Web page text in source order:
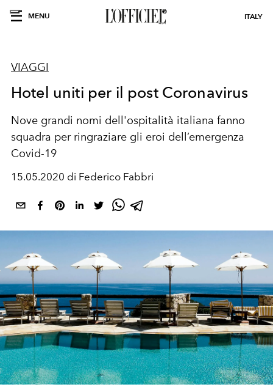
MENU ITALY
VIAGGI
Hotel uniti per il post Coronavirus
Nove grandi nomi dell'ospitalità italiana fanno
squadra per ringraziare gli eroi dell’emergenza
Covid-19
15.05.2020 di Federico Fabbri